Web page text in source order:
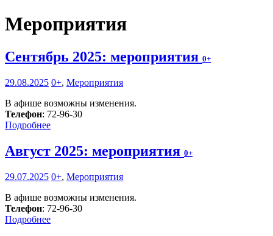
Мероприятия
Сентябрь 2025: мероприятия 0+
29.08.2025 0+, Мероприятия
В афише возможны изменения.
Телефон: 72-96-30
Подробнее
Август 2025: мероприятия 0+
29.07.2025 0+, Мероприятия
В афише возможны изменения.
Телефон: 72-96-30
Подробнее